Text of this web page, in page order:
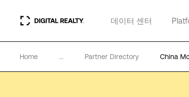
데이터 센터
Home ... Partner Directory China